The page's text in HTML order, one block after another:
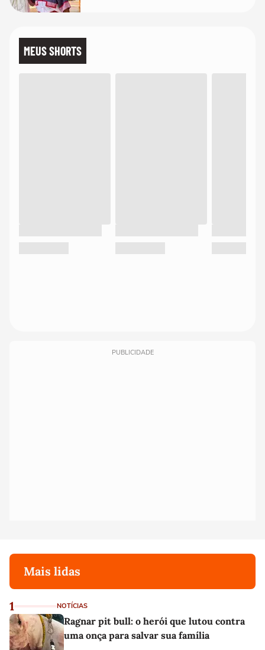
MEUS SHORTS
PUBLICIDADE
Mais lidas
1 NOTÍCIAS
Ragnar pit bull: o herói que lutou contra
uma onça para salvar sua família